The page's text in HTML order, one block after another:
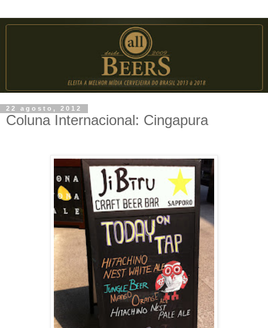
22 agosto, 2012
Coluna Internacional: Cingapura